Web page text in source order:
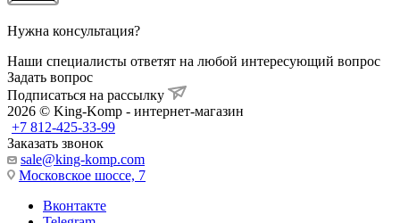
Нужна консультация?
Наши специалисты ответят на любой интересующий вопрос
Задать вопрос
Подписаться на рассылку
2026 © King-Komp - интернет-магазин
+7 812-425-33-99
Заказать звонок
sale@king-komp.com
Московское шоссе, 7
Вконтакте